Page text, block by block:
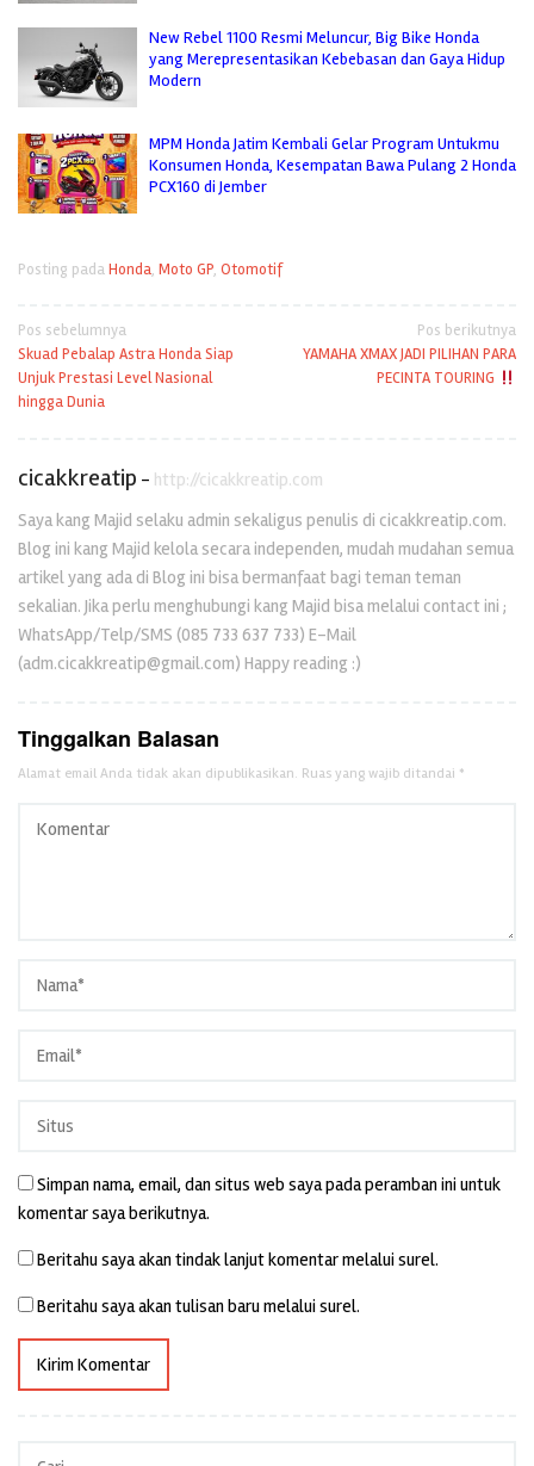
New Rebel 1100 Resmi Meluncur, Big Bike Honda
yang Merepresentasikan Kebebasan dan Gaya Hidup
Modern
MPM Honda Jatim Kembali Gelar Program Untukmu
Konsumen Honda, Kesempatan Bawa Pulang 2 Honda
PCX160 di Jember
Posting padaHonda, Moto GP, Otomotif
Navigasi
pos
Pos sebelumnya
Skuad Pebalap Astra Honda Siap
Unjuk Prestasi Level Nasional
hingga Dunia
Pos berikutnya
YAMAHA XMAX JADI PILIHAN PARA
PECINTA TOURING
cicakkreatip - http://cicakkreatip.com
Saya kang Majid selaku admin sekaligus penulis di cicakkreatip.com.
Blog ini kang Majid kelola secara independen, mudah mudahan semua
artikel yang ada di Blog ini bisa bermanfaat bagi teman teman
sekalian. Jika perlu menghubungi kang Majid bisa melalui contact ini ;
WhatsApp/Telp/SMS (085 733 637 733) E-Mail
(adm.cicakkreatip@gmail.com) Happy reading :)
Tinggalkan Balasan
Alamat email Anda tidak akan dipublikasikan. Ruas yang wajib ditandai *
Simpan nama, email, dan situs web saya pada peramban ini untuk
komentar saya berikutnya.
Beritahu saya akan tindak lanjut komentar melalui surel.
Beritahu saya akan tulisan baru melalui surel.